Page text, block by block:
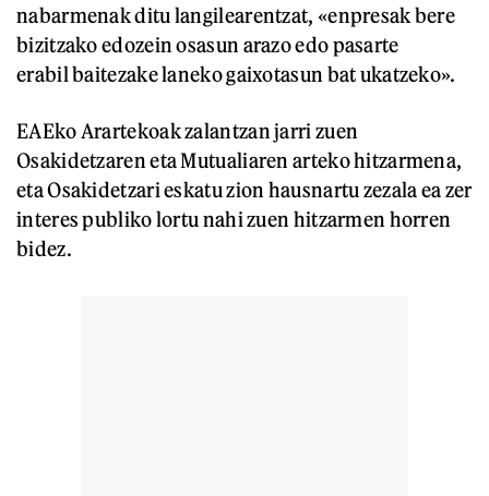
nabarmenak ditu langilearentzat, «enpresak bere
bizitzako edozein osasun arazo edo pasarte
erabil baitezake laneko gaixotasun bat ukatzeko».
EAEko Arartekoak zalantzan jarri zuen
Osakidetzaren eta Mutualiaren arteko hitzarmena,
eta Osakidetzari eskatu zion hausnartu zezala ea zer
interes publiko lortu nahi zuen hitzarmen horren
bidez.